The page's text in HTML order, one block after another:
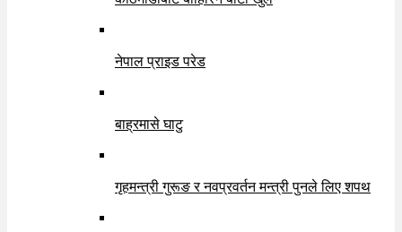
नेपाल प्राइड परेड
बाह्रमासे घाटु
गृहमन्त्री गुरूङ र नवप्रवर्तन मन्त्री पुनले लिए शपथ